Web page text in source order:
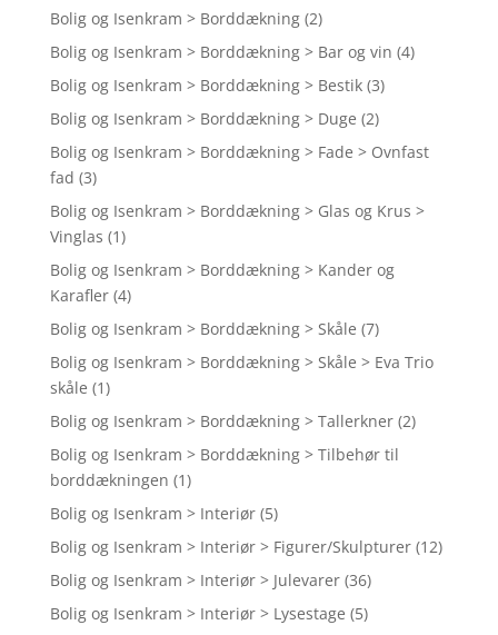
Bolig og Isenkram > Borddækning (2)
Bolig og Isenkram > Borddækning > Bar og vin (4)
Bolig og Isenkram > Borddækning > Bestik (3)
Bolig og Isenkram > Borddækning > Duge (2)
Bolig og Isenkram > Borddækning > Fade > Ovnfast
fad (3)
Bolig og Isenkram > Borddækning > Glas og Krus >
Vinglas (1)
Bolig og Isenkram > Borddækning > Kander og
Karafler (4)
Bolig og Isenkram > Borddækning > Skåle (7)
Bolig og Isenkram > Borddækning > Skåle > Eva Trio
skåle (1)
Bolig og Isenkram > Borddækning > Tallerkner (2)
Bolig og Isenkram > Borddækning > Tilbehør til
borddækningen (1)
Bolig og Isenkram > Interiør (5)
Bolig og Isenkram > Interiør > Figurer/Skulpturer (12)
Bolig og Isenkram > Interiør > Julevarer (36)
Bolig og Isenkram > Interiør > Lysestage (5)